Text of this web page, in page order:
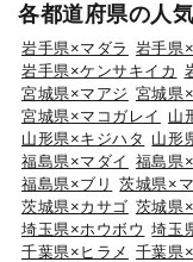
各都道府県の人
岩手県×マダラ 岩手県
岩手県×ケンサキイカ
宮城県×マアジ 宮城県
宮城県×マコガレイ
山
山形県×キジハタ 山形
福島県×マダイ 福島県
福島県×ブリ
茨城県×
茨城県×カサゴ 茨城県
埼玉県×ホウボウ 埼玉
千葉県×ヒラメ 千葉県